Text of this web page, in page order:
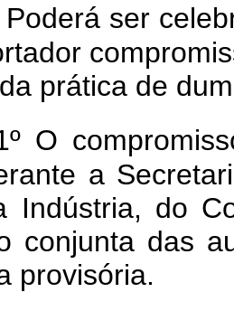
Poderá ser
prática de
O
a
Indústria, do
conjunta das
provisória.